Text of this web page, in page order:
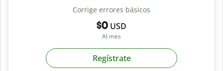
Corrige errores básicos
$0 USD
Al mes
Regístrate